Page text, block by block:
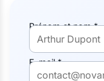
Prénom et nom *
E-mail *